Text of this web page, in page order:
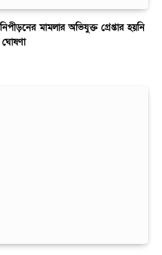
মামলার অভিযুক্ত গ্রেপ্তার হয়নি